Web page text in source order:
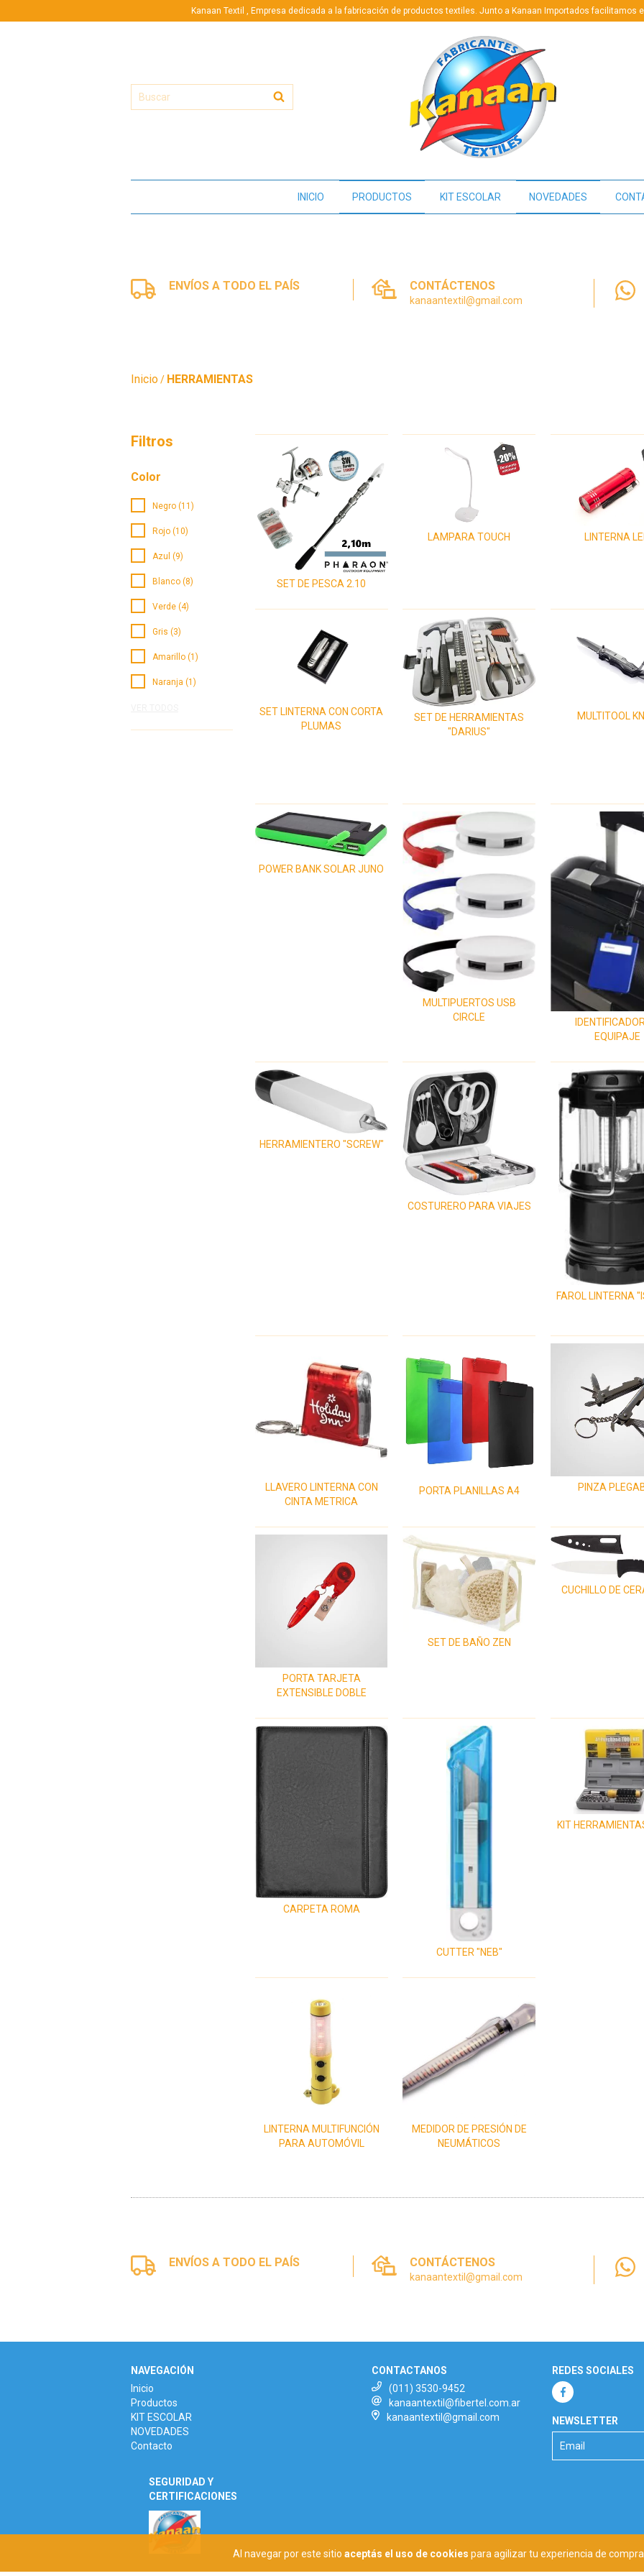
Al navegar por este sitio aceptás el uso de cookies para agilizar tu experiencia de
Kanaan Textil , Empresa dedicada a la fabricación de productos textiles. Junto a Kanaan Importados facilitamos
INICIO PRODUCTOS KIT ESCOLAR NOVEDADES
ENVÍOS A TODO EL PAÍS CONTÁCTENOS
kanaantextil@gmail.com
Inicio/ HERRAMIENTAS
Filtros
Color
Negro (11)
Rojo (10)
Azul (9)
Blanco (8)
Verde (4)
Gris (3)
Amarillo (1)
Naranja (1)
SET DE PESCA 2.10
LAMPARA TOUCH LINTERNA
SET LINTERNA CON CORTA
PLUMAS
SET DE HERRAMIENTAS
"DARIUS"
MULTITOOL
POWER BANK SOLAR JUNO
MULTIPUERTOS USB
CIRCLE
EQUIPAJE
HERRAMIENTERO "SCREW"
COSTURERO PARA VIAJES
FAROL LINTERNA
LLAVERO LINTERNA CON
CINTA METRICA
PORTA PLANILLAS A4 PINZA
PORTA TARJETA
EXTENSIBLE DOBLE
SET DE BAÑO ZEN
CUCHILLO DE
CARPETA ROMA
CUTTER "NEB"
KIT
LINTERNA MULTIFUNCIÓN
PARA AUTOMÓVIL
MEDIDOR DE PRESIÓN DE
NEUMÁTICOS
ENVÍOS A TODO EL PAÍS CONTÁCTENOS
kanaantextil@gmail.com
NAVEGACIÓN
Inicio
Productos
KIT ESCOLAR
NOVEDADES
Contacto
CONTACTANOS
(011) 3530-9452
kanaantextil@fibertel.com.ar
kanaantextil@gmail.com
REDES SOCIALES
NEWSLETTER
SEGURIDAD Y
CERTIFICACIONES